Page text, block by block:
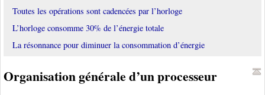
Toutes les opérations sont cadencées par l’horloge
L’horloge consomme 30% de l’énergie totale
La résonnance pour diminuer la consommation d’énergie
Organisation générale d’un processeur